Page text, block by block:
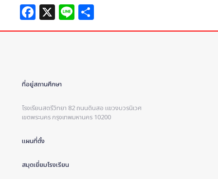
Facebook
X LineShare
ที่อยู่สถานศึกษา
โรงเรียนสตรีวิทยา 82 ถนนดินสอ แขวงบวรนิเวศ
เขตพระนคร กรุงเทพมหานคร 10200
แผนที่ตั้ง
สมุดเยี่ยมโรงเรียน